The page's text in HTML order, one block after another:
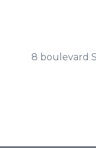
8 boulevard